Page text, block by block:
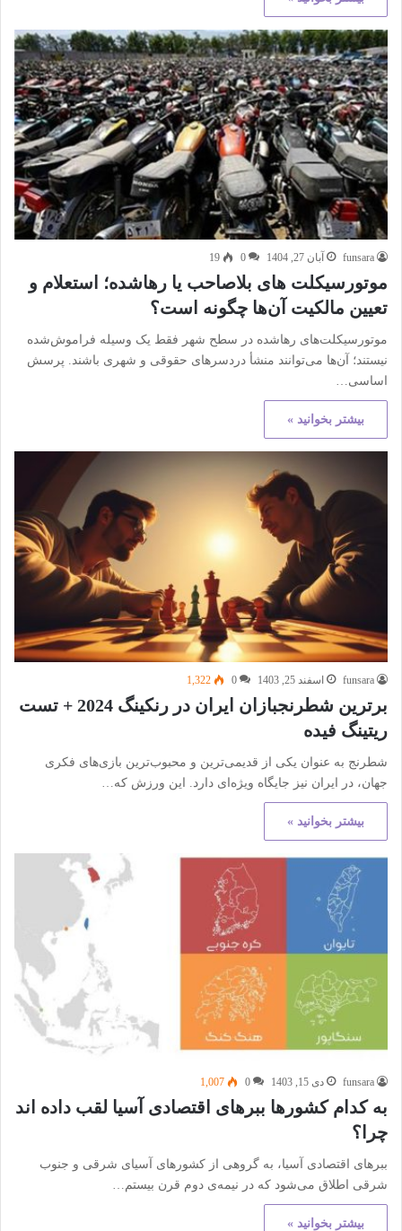
funsara آبان 27, 1404 0
19
موتورسیکلت های بلاصاحب یا رهاشده؛ استعلام و
تعیین مالکیت آن‌ها چگونه است؟
موتورسیکلت‌های رهاشده در سطح شهر فقط یک وسیله فراموش‌شده
نیستند؛ آن‌ها می‌توانند منشأ دردسرهای حقوقی و شهری باشند. پرسش
اساسی…
بیشتر بخوانید »
funsara اسفند 25, 1403 0
1,322
برترین شطرنجبازان ایران در رنکینگ 2024 + تست
ریتینگ فیده
شطرنج به عنوان یکی از قدیمی‌ترین و محبوب‌ترین بازی‌های فکری
جهان، در ایران نیز جایگاه ویژه‌ای دارد. این ورزش که…
بیشتر بخوانید »
funsara دی 15, 1403 0
1,007
به کدام کشورها ببرهای اقتصادی آسیا لقب داده اند
چرا؟
ببرهای اقتصادی آسیا، به گروهی از کشورهای آسیای شرقی و جنوب
شرقی اطلاق می‌شود که در نیمه‌ی دوم قرن بیستم…
بیشتر بخوانید »